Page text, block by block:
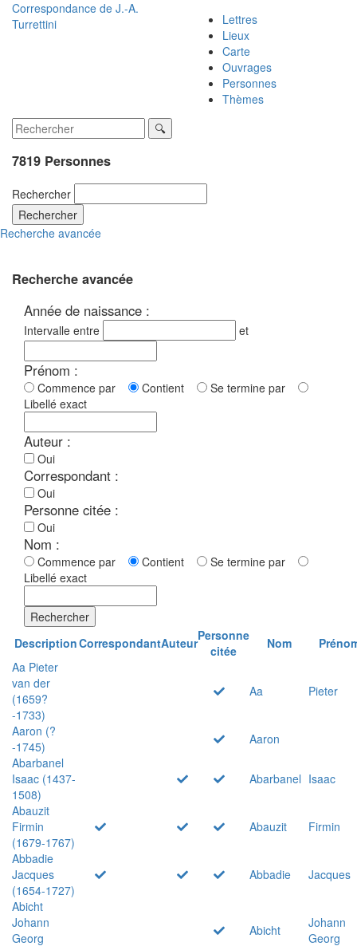
Correspondance de J.-A.
Turrettini
Lettres
Lieux
Carte
Ouvrages
Personnes
Thèmes
7819 Personnes
Rechercher
Rechercher
Recherche avancée
Recherche avancée
Année de naissance :
Intervalle entre et
Prénom :
Commence par Contient
Se termine par
Libellé exact
Auteur :
Oui
Correspondant :
Oui
Personne citée :
Oui
Nom :
Commence par Contient
Se termine par
Libellé exact
Rechercher
DescriptionCorrespondantAuteurPersonne
citée
Nom
Aa Pieter
van der
(1659?
-1733)
Aa Pieter
Aaron (?
-1745)
Aaron
Abarbanel
Isaac (1437-
1508)
Abarbanel Isaac
Abauzit
Firmin
(1679-1767)
Abauzit
Firmin
Abbadie
Jacques
(1654-1727)
Abbadie
Jacques
Abicht
Johann
Georg
Abicht
Johann
Georg